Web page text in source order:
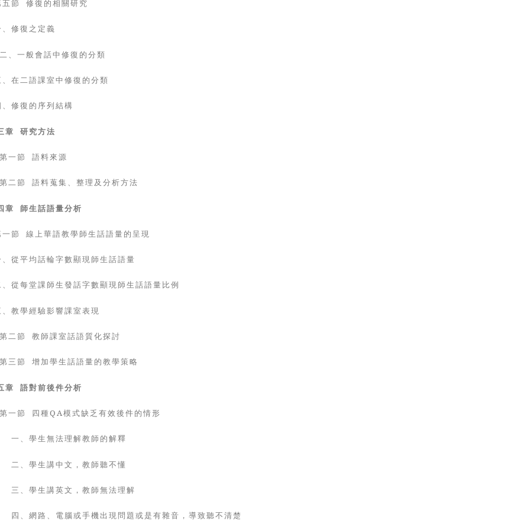
五節 修復的相關研究
修復之定義
二、一般會話中修復的分類
在二語課室中修復的分類
修復的序列結構
章 研究方法
第一節 語料來源
第二節 語料蒐集、整理及分析方法
章 師生話語量分析
一節 線上華語教學師生話語量的呈現
從平均話輪字數顯現師生話語量
從每堂課師生發話字數顯現師生話語量比例
教學經驗影響課室表現
第二節 教師課室話語質化探討
第三節 增加學生話語量的教學策略
章 語對前後件分析
第一節 四種QA模式缺乏有效後件的情形
一、學生無法理解教師的解釋
二、學生講中文，教師聽不懂
三、學生講英文，教師無法理解
四、網路、電腦或手機出現問題或是有雜音，導致聽不清楚